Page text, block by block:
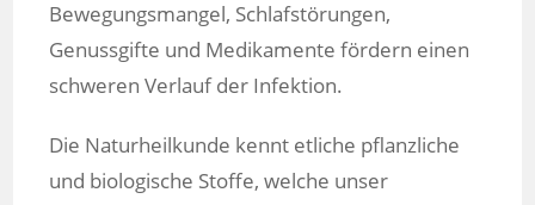
Bewegungsmangel, Schlafstörungen,
Genussgifte und Medikamente fördern einen
schweren Verlauf der Infektion.
Die Naturheilkunde kennt etliche pflanzliche
und biologische Stoffe, welche unser